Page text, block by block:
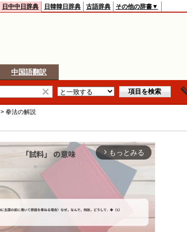
日中中日辞典 日韓韓日辞典 古語辞典 その他の辞書▼
中国語翻訳
> 拳法の解説
arrow_forward_ios もっとみる